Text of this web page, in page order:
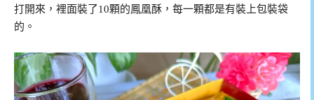
打開來，裡面裝了10顆的鳳凰酥，每一顆都是有裝上包裝袋
的。